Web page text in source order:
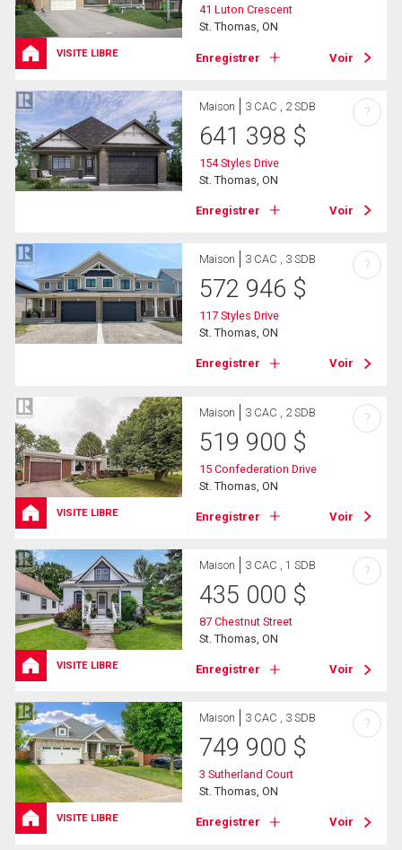
VISITE LIBRE
41 Luton Crescent
St. Thomas, ON
Enregistrer Voir
Maison 3 CAC , 2 SDB
641 398 $
154 Styles Drive
St. Thomas, ON
Enregistrer Voir
?
Maison 3 CAC , 3 SDB
572 946 $
117 Styles Drive
St. Thomas, ON
Enregistrer Voir
?
VISITE LIBRE
Maison 3 CAC , 2 SDB
519 900 $
15 Confederation Drive
St. Thomas, ON
Enregistrer Voir
?
VISITE LIBRE
Maison 3 CAC , 1 SDB
435 000 $
87 Chestnut Street
St. Thomas, ON
Enregistrer Voir
?
VISITE LIBRE
Maison 3 CAC , 3 SDB
749 900 $
3 Sutherland Court
St. Thomas, ON
Enregistrer Voir
?